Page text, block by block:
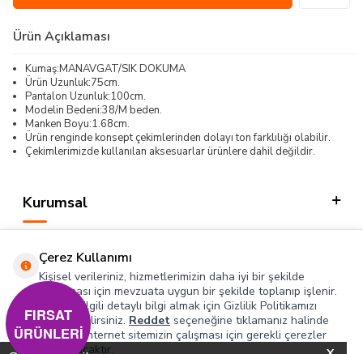
Ürün Açıklaması
Kumaş:MANAVGAT/SIK DOKUMA
Ürün Uzunluk:75cm.
Pantalon Uzunluk:100cm.
Modelin Bedeni:38/M beden.
Manken Boyu:1.68cm.
Ürün renginde konsept çekimlerinden dolayı ton farklılığı olabilir.
Çekimlerimizde kullanılan aksesuarlar ürünlere dahil değildir.
Kurumsal
Hızlı Erişim
Sosyal
Adres & İletişim
Çerez Kullanımı
Kişisel verileriniz, hizmetlerimizin daha iyi bir şekilde
sunulması için mevzuata uygun bir şekilde toplanıp işlenir.
Konuyla ilgili detaylı bilgi almak için Gizlilik Politikamızı
inceleyebilirsiniz. Reddet seçeneğine tıklamanız halinde
yalnızca internet sitemizin çalışması için gerekli çerezler
kullanılacaktır.
FIRSAT
ÜRÜNLERİ